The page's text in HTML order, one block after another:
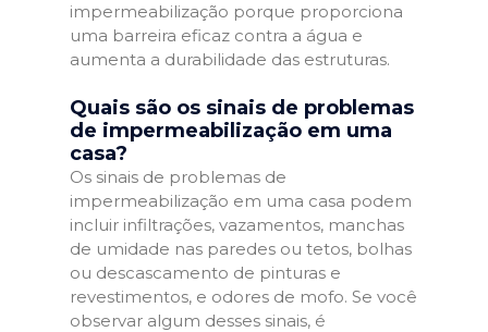
impermeabilização porque proporciona
uma barreira eficaz contra a água e
aumenta a durabilidade das estruturas.
Quais são os sinais de problemas
de impermeabilização em uma
casa?
Os sinais de problemas de
impermeabilização em uma casa podem
incluir infiltrações, vazamentos, manchas
de umidade nas paredes ou tetos, bolhas
ou descascamento de pinturas e
revestimentos, e odores de mofo. Se você
observar algum desses sinais, é